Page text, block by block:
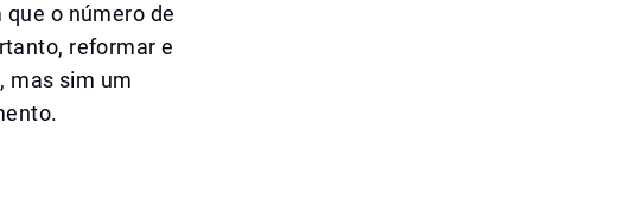
o número de
reformar e
mas sim um